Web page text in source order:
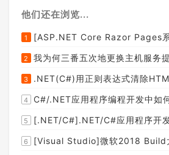
他们还在浏览...
1 [ASP.NET Core Razor Pages系列教程]ASP.NET Core
2 我为何三番五次地更换主机服务
3 .NET(C#)用正则表达式清除HTML标签（包括
4 C#/.NET应用程序编程开发中如何将两张或者
5 [.NET/C#].NET/C#应用程序开发的单元测试中如何获
6 [Visual Studio]微软2018 Build大会:发布Visual Studio,Visual Stuido for